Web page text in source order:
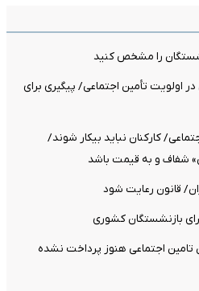
را مشخص کنید
اولویت تأمین اجتماعی/ پیگیری برای
کارکنان نباید بیکار شوند/
شفاف و به قیمت باشد
قانون رعایت شود
بازنشستگان کشوری
تامین اجتماعی هنوز پرداخت نشده